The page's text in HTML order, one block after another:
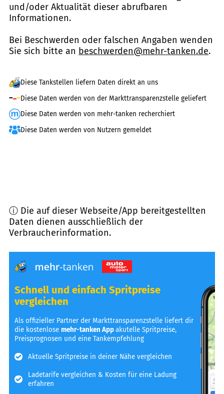
und/oder Aktualität dieser abrufbaren
Informationen.
Bei Beschwerden oder falschen Angaben wenden
Sie sich bitte an beschwerden@mehr-tanken.de.
Diese Tankstellen liefern Daten direkt an uns
Diese Daten werden von der Markttransparenzstelle geliefert
Diese Daten werden von mehr-tanken recherchiert
Diese Daten werden von Nutzern gemeldet
ⓘ Die auf dieser Webseite/App bereitgestellten
Daten dienen ausschließlich der
Verbraucherinformation.
Schnell und einfach Spritpreise
vergleichen
Als offizieller Partner der Markttransparenzstelle liefert dir
die kostenlosemehr-tanken Appakutelle Spritpreise,
Preisprognosen und eine Tankempfehlung
Aktuelle Spritpreise in deiner Nähe vergleichen
Ladetarife vergleichen & Kosten für eine Ladung
erfahren